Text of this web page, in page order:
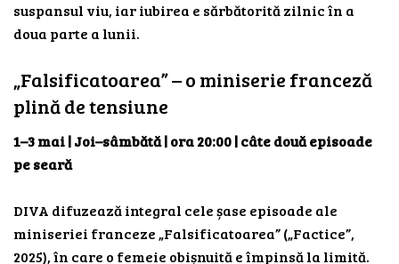
suspansul viu, iar iubirea e sărbătorită zilnic în a
doua parte a lunii.
„Falsificatoarea” – o miniserie franceză
plină de tensiune
1–3 mai | Joi–sâmbătă | ora 20:00 | câte două episoade
pe seară
DIVA difuzează integral cele șase episoade ale
miniseriei franceze „Falsificatoarea” („Factice”,
2025), în care o femeie obișnuită e împinsă la limită.